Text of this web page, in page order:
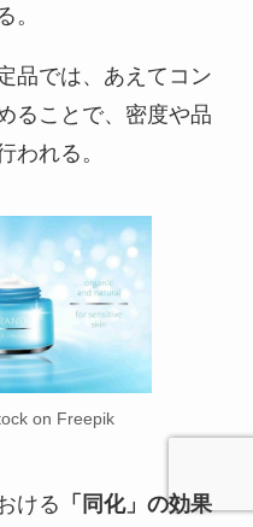
。
品では、あえてコン
ることで、密度や品
われる。
on Freepik
ける 「同化」の効果